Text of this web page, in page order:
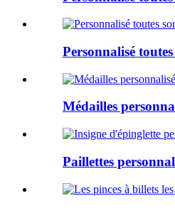
Personnalisé
Médailles
Paillettes